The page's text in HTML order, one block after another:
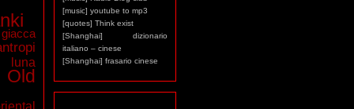
[music] youtube to mp3
[quotes] Think exist
[Shanghai] dizionario
italiano – cinese
[Shanghai] frasario cinese
giacca
luna
Old